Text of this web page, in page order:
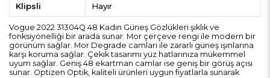
Klipsli Hayır
Vogue 2022 31304Q 48 Kadın Güneş Gözlükleri şıklık ve
fonksiyonelliği bir arada sunar. Mor çerçeve rengi ile modern bir
görünüm sağlar. Mor Degrade camları ile zararlı güneş ışınlarına
karşı koruma sağlar. Çekik tasarımı yüz hatlarınıza mükemmel
uyum sağlar. Geniş 48 ekartman camlar ise geniş bir görüş açısı
sunar. Optizen Optik, kaliteli ürünleri uygun fiyatlarla sunarak